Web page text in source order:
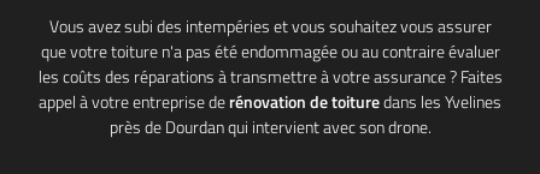
Vous avez subi des intempéries et vous souhaitez vous assurer
que votre toiture n'a pas été endommagée ou au contraire évaluer
les coûts des réparations à transmettre à votre assurance ? Faites
appel à votre entreprise derénovation de toituredans les Yvelines
près de Dourdan qui intervient avec son drone.